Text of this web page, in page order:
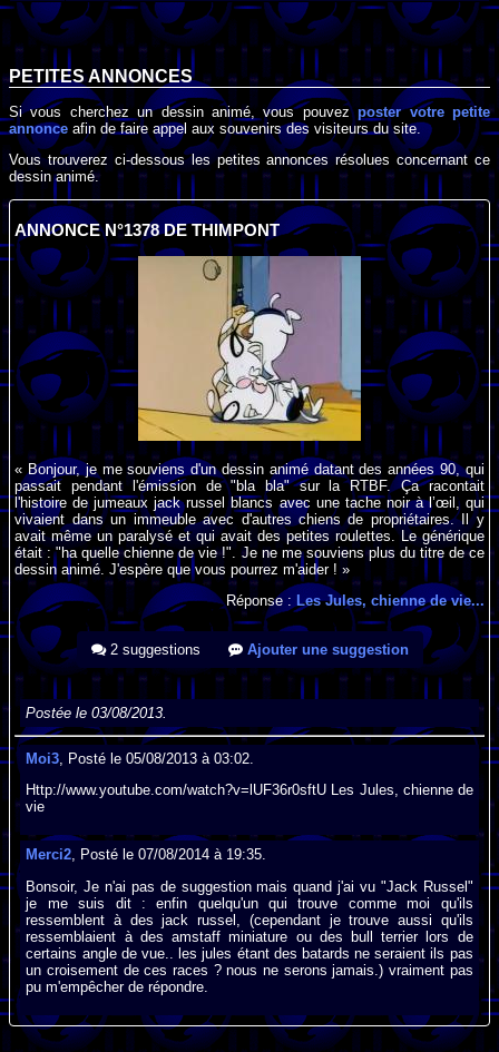
PETITES ANNONCES
Si vous cherchez un dessin animé, vous pouvezposter votre petite
annonce afin de faire appel aux souvenirs des visiteurs du site.
Vous trouverez ci-dessous les petites annonces résolues concernant ce
dessin animé.
ANNONCE N°1378 DE THIMPONT
« Bonjour, je me souviens d'un dessin animé datant des années 90, qui
passait pendant l'émission de "bla bla" sur la RTBF. Ça racontait
l'histoire de jumeaux jack russel blancs avec une tache noir à l’œil, qui
vivaient dans un immeuble avec d'autres chiens de propriétaires. Il y
avait même un paralysé et qui avait des petites roulettes. Le générique
était : "ha quelle chienne de vie !". Je ne me souviens plus du titre de ce
dessin animé. J'espère que vous pourrez m'aider ! »
Réponse : Les Jules, chienne de vie...
2 suggestions Ajouter une suggestion
Postée le 03/08/2013.
Moi3 , Posté le 05/08/2013 à 03:02.
Http://www.youtube.com/watch?v=lUF36r0sftU Les Jules, chienne de
vie
Merci2, Posté le 07/08/2014 à 19:35.
Bonsoir, Je n'ai pas de suggestion mais quand j'ai vu "Jack Russel"
je me suis dit : enfin quelqu'un qui trouve comme moi qu'ils
ressemblent à des jack russel, (cependant je trouve aussi qu'ils
ressemblaient à des amstaff miniature ou des bull terrier lors de
certains angle de vue.. les jules étant des batards ne seraient ils pas
un croisement de ces races ? nous ne serons jamais.) vraiment pas
pu m'empêcher de répondre.